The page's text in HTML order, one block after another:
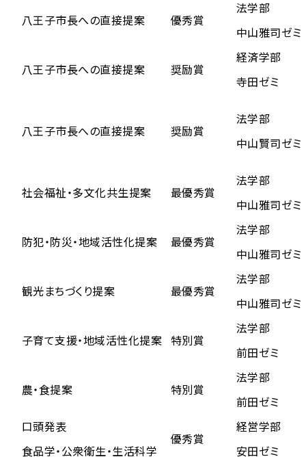
八王子市長への直接提案 優秀賞
法学部
中山雅司ゼミ
八王子市長への直接提案 奨励賞
経済学部
寺田ゼミ
八王子市長への直接提案 奨励賞
法学部
中山賢司ゼミ
社会福祉・多文化共生提案 最優秀賞
法学部
中山雅司ゼミ
防犯・防災・地域活性化提案 最優秀賞
法学部
中山雅司ゼミ
観光まちづくり提案 最優秀賞
法学部
中山雅司ゼミ
子育て支援・地域活性化提案 特別賞
法学部
前田ゼミ
農・食提案 特別賞
法学部
前田ゼミ
口頭発表
食品学・公衆衛生・生活科学
優秀賞
経営学部
安田ゼミ